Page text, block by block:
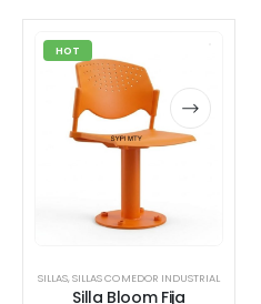
HOT
SILLAS,SILLAS COMEDOR INDUSTRIAL
Silla Bloom Fija